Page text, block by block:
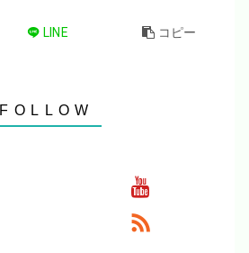
LINE コピー